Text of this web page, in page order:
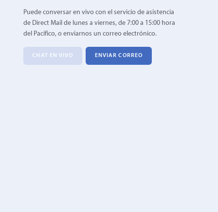
Puede conversar en vivo con el servicio de asistencia
de Direct Mail de lunes a viernes, de 7:00 a 15:00 hora
del Pacífico, o enviarnos un correo electrónico.
CHAT EN VIVO ENVIAR CORREO